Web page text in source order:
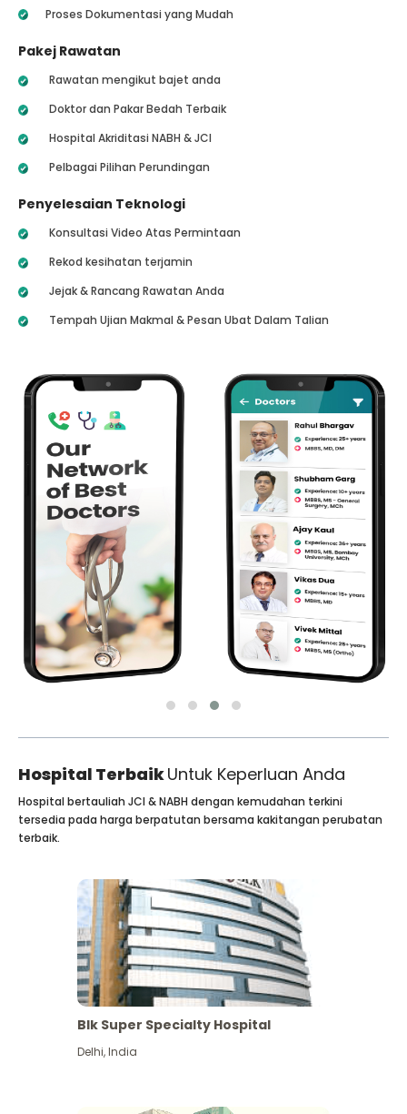
Proses Dokumentasi yang Mudah
Pakej Rawatan
Rawatan mengikut bajet anda
Doktor dan Pakar Bedah Terbaik
Hospital Akriditasi NABH & JCI
Pelbagai Pilihan Perundingan
Penyelesaian Teknologi
Konsultasi Video Atas Permintaan
Rekod kesihatan terjamin
Jejak & Rancang Rawatan Anda
Tempah Ujian Makmal & Pesan Ubat Dalam Talian
Hospital TerbaikUntuk Keperluan Anda
Hospital bertauliah JCI & NABH dengan kemudahan terkini
tersedia pada harga berpatutan bersama kakitangan perubatan
terbaik.
Blk Super Specialty Hospital
Delhi,India